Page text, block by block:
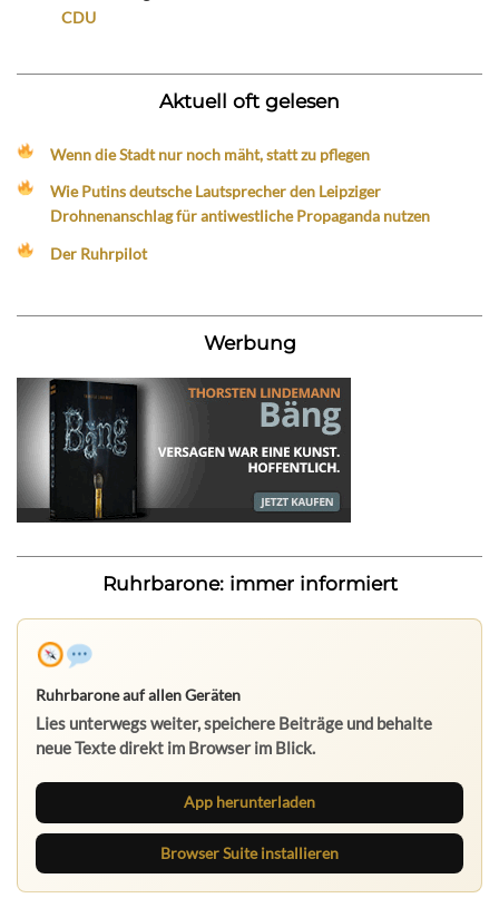
CDU
Aktuell oft gelesen
Wenn die Stadt nur noch mäht, statt zu pflegen
Wie Putins deutsche Lautsprecher den Leipziger
Drohnenanschlag für antiwestliche Propaganda nutzen
Der Ruhrpilot
Werbung
Ruhrbarone: immer informiert
Ruhrbarone auf allen Geräten
Lies unterwegs weiter, speichere Beiträge und behalte
neue Texte direkt im Browser im Blick.
App herunterladen
Browser Suite installieren